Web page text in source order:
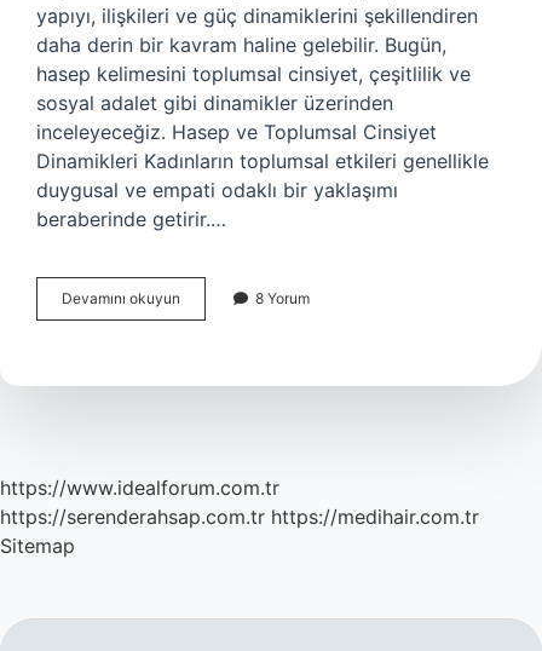
yapıyı, ilişkileri ve güç dinamiklerini şekillendiren
daha derin bir kavram haline gelebilir. Bugün,
hasep kelimesini toplumsal cinsiyet, çeşitlilik ve
sosyal adalet gibi dinamikler üzerinden
inceleyeceğiz. Hasep ve Toplumsal Cinsiyet
Dinamikleri Kadınların toplumsal etkileri genellikle
duygusal ve empati odaklı bir yaklaşımı
beraberinde getirir.…
Devamını okuyun
ne
8 Yorum
https://www.idealforum.com.tr
https://serenderahsap.com.tr https://medihair.com.tr
Sitemap